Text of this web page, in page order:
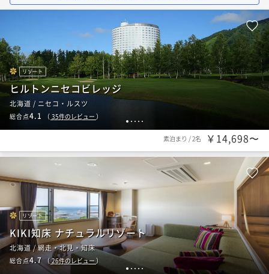
1 2 3 4 5
リゾート
ヒルトンニセコビレッジ
北海道 / ニセコ・ルスツ
総合点4.1 （ 35件のレビュー ）
素泊まり /2名 ￥14,698〜
1 2 3 45
リゾート
KIKI知床 ナチュラルリゾート
北海道 / 網走・北見・知床
総合点4.7（26件のレビュー）